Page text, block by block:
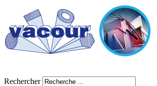
Rechercher